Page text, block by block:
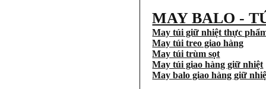
MAY BALO -
May túi giữ nhiệt thực
May túi treo giao hàng
May túi trùm sọt
May túi giao hàng giữ nhiệt
May balo giao hàng giữ